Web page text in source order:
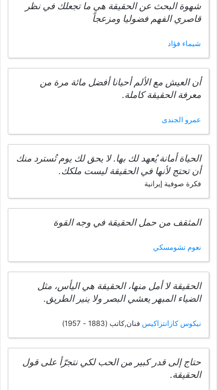
شهوة البحث عن الحقيقة هي ما تجعلك في نظر
قاصري الفهم فضوليا ومزعجاً
شيماء فؤاد
أن العيش مع الألم أحيانا أفضل مائة مرة من
معرفة الحقيقة كاملة.
عمرو الجندى
الحياة أمانة يُعهد لك بها. لا يحق لك يوم تُسترد منك
أن تحتج لأنها في الحقيقة ليست ملكك.
فكرة صوفية إيرانية
المثقف من حمل الحقيقة في وجه القوة
نعوم تشومسكي
الحقيقة لا أمل منها، الحقيقة هي اليأس، مثل
الضياء المبهر يعشي البصر ولا ينير الطريق.
نيكوس كازانتزاكيس فنان,كاتب (1883 - 1957)
حتاج إلى قدر كبير من الحب لكي نتجرّأ على قول
الحقيقة.